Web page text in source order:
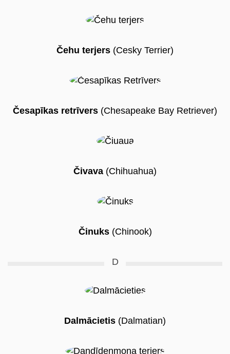
Čehu terjers (Cesky Terrier)
Česapīkas retrīvers (Chesapeake Bay Retriever)
Čivava (Chihuahua)
Činuks(Chinook)
D
Dalmācietis (Dalmatian)